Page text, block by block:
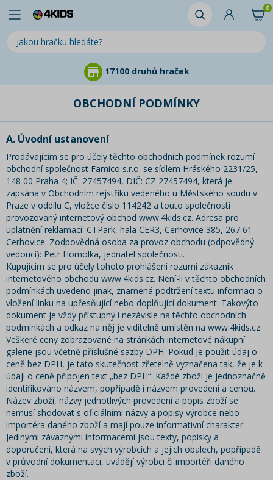
0
17100 druhů hraček
OBCHODNÍ PODMÍNKY
A. Úvodní ustanovení
Prodávajícím se pro účely těchto obchodních podmínek rozumí
obchodní společnost Famico s.r.o. se sídlem Hráského 2231/25,
148 00 Praha 4; IČ: 27457494, DIČ: CZ 27457494, která je
zapsána v Obchodním rejstříku vedeného u Městského soudu v
Praze v oddílu C, vložce číslo 114242 a touto společností
provozovaný internetový obchod www.4kids.cz. Adresa pro
uplatnění reklamací: CTPark, hala CER3, Cerhovice 385, 267 61
Cerhovice. Zodpovědná osoba za provoz obchodu (odpovědný
vedoucí): Petr Homolka, jednatel společnosti.
Kupujícím se pro účely tohoto prohlášení rozumí zákazník
internetového obchodu www.4kids.cz. Není-li v těchto obchodních
podmínkách uvedeno jinak, znamená podtržení textu informaci o
vložení linku na upřesňující nebo doplňující dokument. Takovýto
dokument je vždy přístupný i nezávisle na těchto obchodních
podmínkách a odkaz na něj je viditelně umístěn na www.4kids.cz.
Veškeré ceny zobrazované na stránkách internetové nákupní
galerie jsou včetně příslušné sazby DPH. Pokud je použit údaj o
ceně bez DPH, je tato skutečnost zřetelně vyznačena tak, že je k
údaji o ceně připojen text „bez DPH“. Každé zboží je jednoznačně
identifikováno názvem, popřípadě i názvem provedení a cenou.
Název zboží, názvy jednotlivých provedení a popis zboží se
nemusí shodovat s oficiálními názvy a popisy výrobce nebo
importéra daného zboží a mají pouze informativní charakter.
Jedinými závaznými informacemi jsou texty, popisky a
doporučení, která na svých výrobcích a jejich obalech, popřípadě
v průvodní dokumentaci, uvádějí výrobci či importéři daného
zboží.